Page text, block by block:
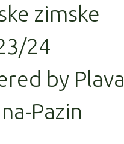
zimske
24
by Plava
Pazin